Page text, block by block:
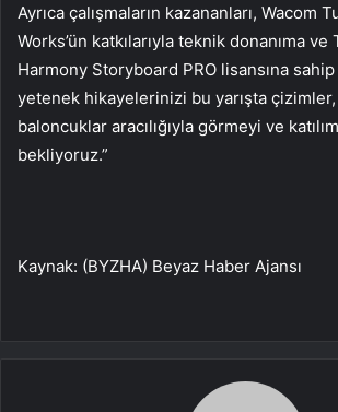
Ayrıca çalışmaların kazananları, Wacom
Works’ün katkılarıyla teknik donanıma ve
Harmony Storyboard PRO lisansına
yetenek hikayelerinizi bu yarışta
baloncuklar aracılığıyla görmeyi ve
bekliyoruz.”
Kaynak: (BYZHA) Beyaz Haber Ajansı